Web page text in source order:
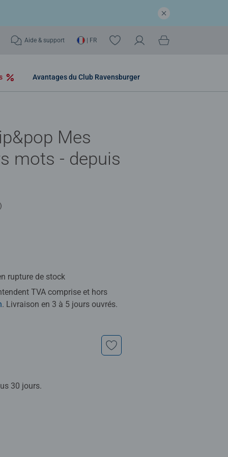
Aide & support | FR
Avantages du Club Ravensburger
Mes
mots - depuis
out of 5 stars.
rupture de stock
TVA comprise et hors
. Livraison en 3 à 5 jours ouvrés.
30 jours.